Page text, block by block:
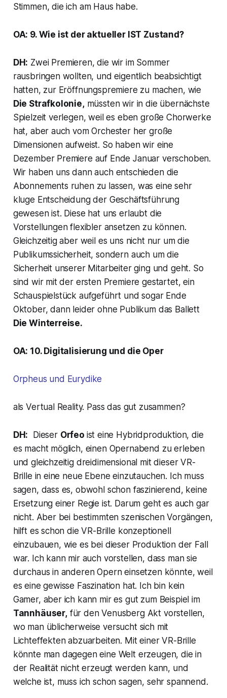
Stimmen, die ich am Haus habe.
OA: 9. Wie ist der aktueller IST Zustand?
DH: Zwei Premieren, die wir im Sommer
rausbringen wollten, und eigentlich beabsichtigt
hatten, zur Eröffnungspremiere zu machen, wie
Die Strafkolonie,müssten wir in die übernächste
Spielzeit verlegen, weil es eben große Chorwerke
hat, aber auch vom Orchester her große
Dimensionen aufweist. So haben wir eine
Dezember Premiere auf Ende Januar verschoben.
Wir haben uns dann auch entschieden die
Abonnements ruhen zu lassen, was eine sehr
kluge Entscheidung der Geschäftsführung
gewesen ist. Diese hat uns erlaubt die
Vorstellungen flexibler ansetzen zu können.
Gleichzeitig aber weil es uns nicht nur um die
Publikumssicherheit, sondern auch um die
Sicherheit unserer Mitarbeiter ging und geht. So
sind wir mit der ersten Premiere gestartet, ein
Schauspielstück aufgeführt und sogar Ende
Oktober, dann leider ohne Publikum das Ballett
Die Winterreise.
OA: 10. Digitalisierung und die Oper
Orpheus und Eurydike
als Vertual Reality. Pass das gut zusammen?
DH: Dieser Orfeo ist eine Hybridproduktion, die
es macht möglich, einen Opernabend zu erleben
und gleichzeitig dreidimensional mit dieser VR-
Brille in eine neue Ebene einzutauchen. Ich muss
sagen, dass es, obwohl schon faszinierend, keine
Ersetzung einer Regie ist. Darum geht es auch gar
nicht. Aber bei bestimmten szenischen Vorgängen,
hilft es schon die VR-Brille konzeptionell
einzubauen, wie es bei dieser Produktion der Fall
war. Ich kann mir auch vorstellen, dass man sie
durchaus in anderen Opern einsetzen könnte, weil
es eine gewisse Faszination hat. Ich bin kein
Gamer, aber ich kann mir es gut zum Beispiel im
Tannhäuser,fürdenVenusberg Akt vorstellen,
wo man üblicherweise versucht sich mit
Lichteffekten abzuarbeiten. Mit einer VR-Brille
könnte man dagegen eine Welt erzeugen, die in
der Realität nicht erzeugt werden kann, und
welche ist, muss ich schon sagen, sehr spannend.